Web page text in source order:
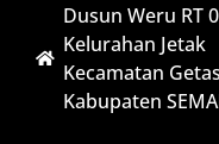
Dusun Weru RT
Kelurahan Jetak
Kecamatan
Kabupaten